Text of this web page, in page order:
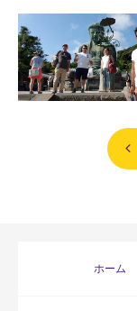
ホーム